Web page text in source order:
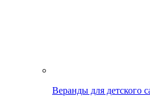
Веранды для детского